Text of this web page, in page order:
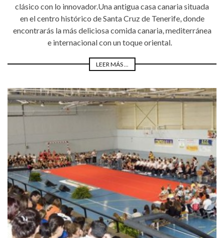
clásico con lo innovador.Una antigua casa canaria situada
en el centro histórico de Santa Cruz de Tenerife, donde
encontrarás la más deliciosa comida canaria, mediterránea
e internacional con un toque oriental.
LEER MÁS ...